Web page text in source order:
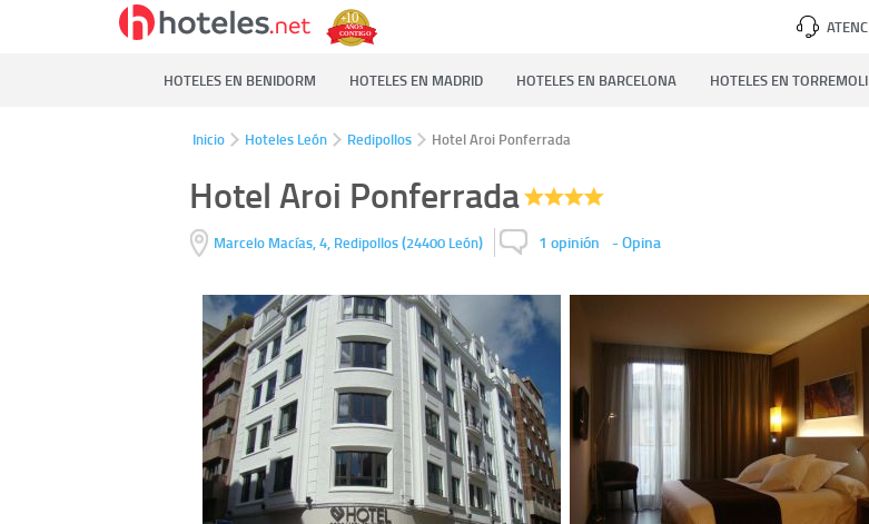
HOTELES EN BENIDORM HOTELES EN MADRID HOTELES EN BARCELONA HOTELES EN
Inicio Hoteles León Redipollos Hotel Aroi Ponferrada
Hotel Aroi Ponferrada
Marcelo Macías, 4, Redipollos(24400 León) 1 opinión -Opina